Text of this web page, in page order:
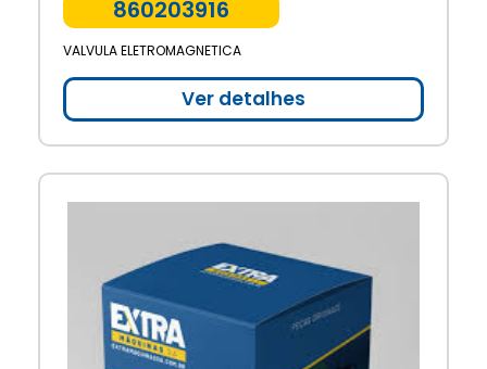
860203916
VALVULA ELETROMAGNETICA
Ver detalhes